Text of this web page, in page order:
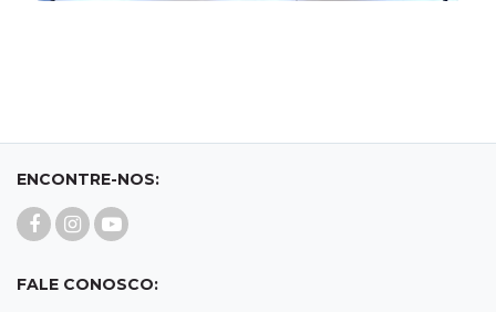
ENCONTRE-NOS:
FALE CONOSCO: